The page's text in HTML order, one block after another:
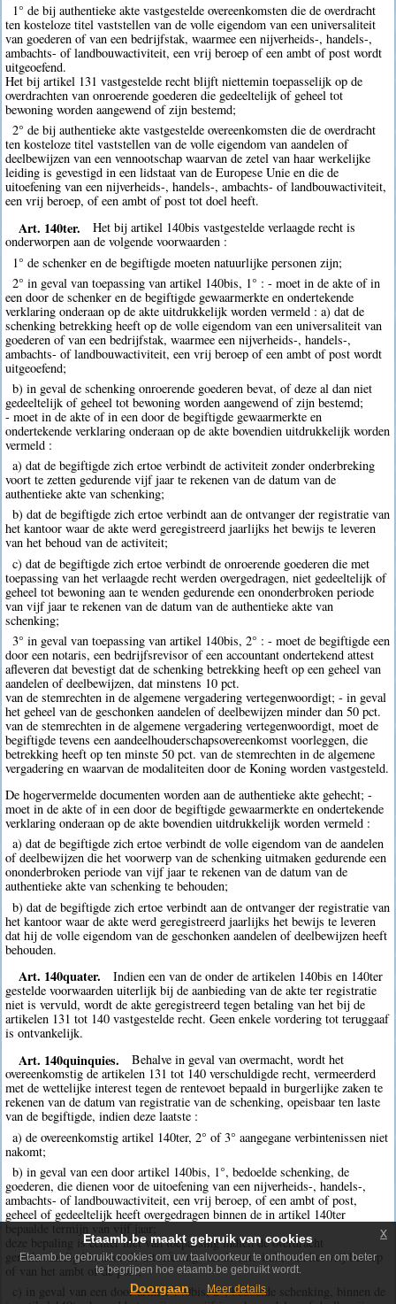
1° de bij authentieke akte vastgestelde overeenkomsten die de overdracht
ten kosteloze titel vaststellen van de volle eigendom van een universaliteit
van goederen of van een bedrijfstak, waarmee een nijverheids-, handels-,
ambachts- of landbouwactiviteit, een vrij beroep of een ambt of post wordt
uitgeoefend.
Het bij artikel 131 vastgestelde recht blijft niettemin toepasselijk op de
overdrachten van onroerende goederen die gedeeltelijk of geheel tot
bewoning worden aangewend of zijn bestemd;
2° de bij authentieke akte vastgestelde overeenkomsten die de overdracht
ten kosteloze titel vaststellen van de volle eigendom van aandelen of
deelbewijzen van een vennootschap waarvan de zetel van haar werkelijke
leiding is gevestigd in een lidstaat van de Europese Unie en die de
uitoefening van een nijverheids-, handels-, ambachts- of landbouwactiviteit,
een vrij beroep, of een ambt of post tot doel heeft.
Art. 140ter.
Het bij artikel 140bis vastgestelde verlaagde recht is
onderworpen aan de volgende voorwaarden :
1° de schenker en de begiftigde moeten natuurlijke personen zijn;
2° in geval van toepassing van artikel 140bis, 1° : - moet in de akte of in
een door de schenker en de begiftigde gewaarmerkte en ondertekende
verklaring onderaan op de akte uitdrukkelijk worden vermeld : a) dat de
schenking betrekking heeft op de volle eigendom van een universaliteit van
goederen of van een bedrijfstak, waarmee een nijverheids-, handels-,
ambachts- of landbouwactiviteit, een vrij beroep of een ambt of post wordt
uitgeoefend;
b) in geval de schenking onroerende goederen bevat, of deze al dan niet
gedeeltelijk of geheel tot bewoning worden aangewend of zijn bestemd;
- moet in de akte of in een door de begiftigde gewaarmerkte en
ondertekende verklaring onderaan op de akte bovendien uitdrukkelijk worden
vermeld :
a) dat de begiftigde zich ertoe verbindt de activiteit zonder onderbreking
voort te zetten gedurende vijf jaar te rekenen van de datum van de
authentieke akte van schenking;
b) dat de begiftigde zich ertoe verbindt aan de ontvanger der registratie van
het kantoor waar de akte werd geregistreerd jaarlijks het bewijs te leveren
van het behoud van de activiteit;
c) dat de begiftigde zich ertoe verbindt de onroerende goederen die met
toepassing van het verlaagde recht werden overgedragen, niet gedeeltelijk of
geheel tot bewoning aan te wenden gedurende een ononderbroken periode
van vijf jaar te rekenen van de datum van de authentieke akte van
schenking;
3° in geval van toepassing van artikel 140bis, 2° : - moet de begiftigde een
door een notaris, een bedrijfsrevisor of een accountant ondertekend attest
afleveren dat bevestigt dat de schenking betrekking heeft op een geheel van
aandelen of deelbewijzen, dat minstens 10 pct.
van de stemrechten in de algemene vergadering vertegenwoordigt; - in geval
het geheel van de geschonken aandelen of deelbewijzen minder dan 50 pct.
van de stemrechten in de algemene vergadering vertegenwoordigt, moet de
begiftigde tevens een aandeelhouderschapsovereenkomst voorleggen, die
betrekking heeft op ten minste 50 pct. van de stemrechten in de algemene
vergadering en waarvan de modaliteiten door de Koning worden vastgesteld.
De hogervermelde documenten worden aan de authentieke akte gehecht; -
moet in de akte of in een door de begiftigde gewaarmerkte en ondertekende
verklaring onderaan op de akte bovendien uitdrukkelijk worden vermeld :
a) dat de begiftigde zich ertoe verbindt de volle eigendom van de aandelen
of deelbewijzen die het voorwerp van de schenking uitmaken gedurende een
ononderbroken periode van vijf jaar te rekenen van de datum van de
authentieke akte van schenking te behouden;
b) dat de begiftigde zich ertoe verbindt aan de ontvanger der registratie van
het kantoor waar de akte werd geregistreerd jaarlijks het bewijs te leveren
dat hij de volle eigendom van de geschonken aandelen of deelbewijzen heeft
behouden.
Art. 140quater.
Indien een van de onder de artikelen 140bis en 140ter
gestelde voorwaarden uiterlijk bij de aanbieding van de akte ter registratie
niet is vervuld, wordt de akte geregistreerd tegen betaling van het bij de
artikelen 131 tot 140 vastgestelde recht. Geen enkele vordering tot teruggaaf
is ontvankelijk.
Art. 140quinquies.
Behalve in geval van overmacht, wordt het
overeenkomstig de artikelen 131 tot 140 verschuldigde recht, vermeerderd
met de wettelijke interest tegen de rentevoet bepaald in burgerlijke zaken te
rekenen van de datum van registratie van de schenking, opeisbaar ten laste
van de begiftigde, indien deze laatste :
a) de overeenkomstig artikel 140ter, 2° of 3° aangegane verbintenissen niet
nakomt;
b) in geval van een door artikel 140bis, 1°, bedoelde schenking, de
goederen, die dienen voor de uitoefening van een nijverheids-, handels-,
ambachts- of landbouwactiviteit, een vrij beroep, of een ambt of post,
geheel of gedeeltelijk heeft overgedragen binnen de in artikel 140ter
bepaalde termijn van vijf jaar;
deze bepaling is echter niet van toepassing indien de overdracht
gerechtvaardigd is door de uitoefening van de activiteit, van het vrij beroep
of van het ambt of de post;
c) in geval van een door artikel 140bis, 2°, bedoelde schenking, binnen de
Etaamb.be maakt gebruik van cookies
Etaamb.be gebruikt cookies om uw taalvoorkeur te onthouden en om beter
te begrijpen hoe etaamb.be gebruikt wordt.
Doorgaan Meer details
x